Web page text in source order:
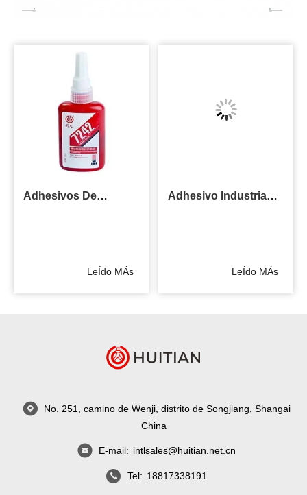
Adhesivos De
LeÍdo MÁs
Adhesivo Industria
LeÍdo MÁs
No. 251, camino de Wenji, distrito de Songjiang, Shangai
China
E-mail: intlsales@huitian.net.cn
Tel: 18817338191